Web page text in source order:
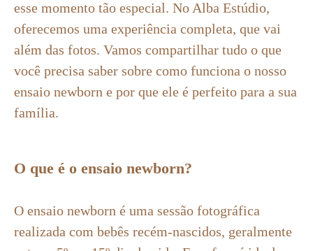
esse momento tão especial. No Alba Estúdio,
oferecemos uma experiência completa, que vai
além das fotos. Vamos compartilhar tudo o que
você precisa saber sobre como funciona o nosso
ensaio newborn e por que ele é perfeito para a sua
família.
O que é o ensaio newborn?
O ensaio newborn é uma sessão fotográfica
realizada com bebês recém-nascidos, geralmente